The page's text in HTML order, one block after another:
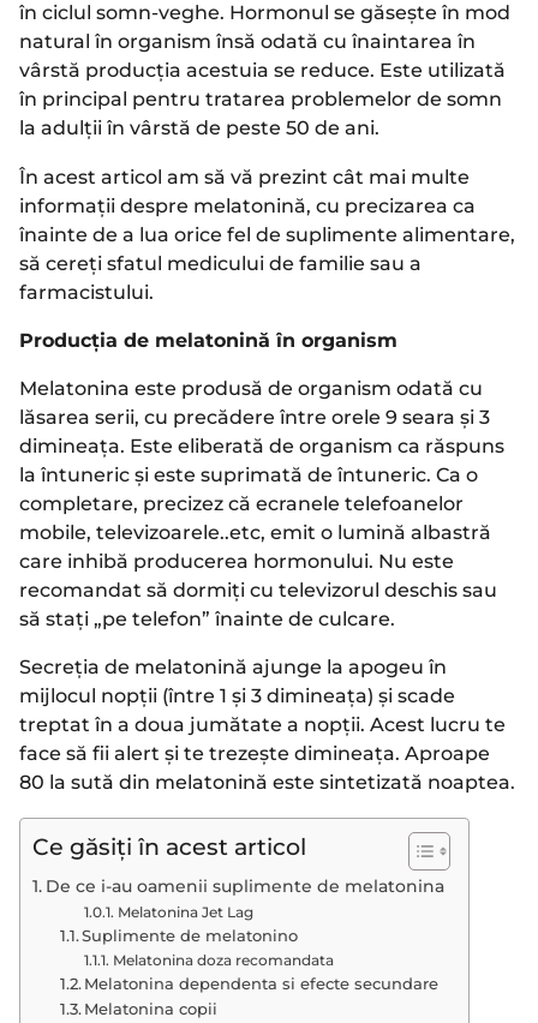
în ciclul somn-veghe. Hormonul se găsește în mod
natural în organism însă odată cu înaintarea în
vârstă producția acestuia se reduce. Este utilizată
în principal pentru tratarea problemelor de somn
la adulții în vârstă de peste 50 de ani.
În acest articol am să vă prezint cât mai multe
informații despre melatonină, cu precizarea ca
înainte de a lua orice fel de suplimente alimentare,
să cereți sfatul medicului de familie sau a
farmacistului.
Producția de melatonină în organism
Melatonina este produsă de organism odată cu
lăsarea serii, cu precădere între orele 9 seara și 3
dimineața. Este eliberată de organism ca răspuns
la întuneric și este suprimată de întuneric. Ca o
completare, precizez că ecranele telefoanelor
mobile, televizoarele..etc, emit o lumină albastră
care inhibă producerea hormonului. Nu este
recomandat să dormiți cu televizorul deschis sau
să stați „pe telefon” înainte de culcare.
Secreția de melatonină ajunge la apogeu în
mijlocul nopții (între 1 și 3 dimineața) și scade
treptat în a doua jumătate a nopții. Acest lucru te
face să fii alert și te trezește dimineața. Aproape
80 la sută din melatonină este sintetizată noaptea.
Ce găsiți în acest articol
De ce i-au oamenii suplimente de melatonina
Melatonina Jet Lag
Suplimente de melatonino
Melatonina doza recomandata
Melatonina dependenta si efecte secundare
Melatonina copii